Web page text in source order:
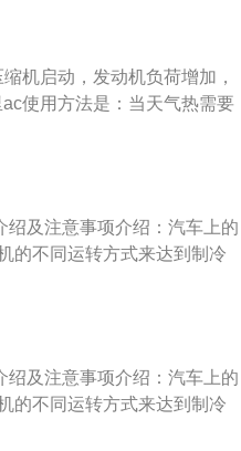
程中大量吸收周围的热量，
周而复始的进行，以降低蒸
按钮，ac按钮就是空调压缩
用压缩机工作；4、将空调
。
机启动，发动机负荷增加，
使用方法是：当天气热需要
才会工作，鼓风机吹出来的
需要设置好需要的温度，它
和打开或关闭各不同位置出
车内恒温，非常舒适；手动
内是不会达到恒温的。
及注意事项介绍：汽车上的
的不同运转方式来达到制冷
钮后，空调开始按照设定温
车内的热气排出，等待几分
即可。汽车上的A/C的注意事
不是冷气。要想夏天车内温
气对流原理，热气是向上
利用热气上升冷气下降的规
及注意事项介绍：汽车上的
的不同运转方式来达到制冷
钮后，空调开始按照设定温